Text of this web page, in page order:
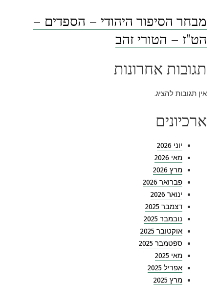
מבחר הסיפור היהודי – הספדים –
הט"ז – הטורי זהב
תגובות אחרונות
אין תגובות להציג.
ארכיונים
יוני 2026
מאי 2026
מרץ 2026
פברואר 2026
ינואר 2026
דצמבר 2025
נובמבר 2025
אוקטובר 2025
ספטמבר 2025
מאי 2025
אפריל 2025
מרץ 2025